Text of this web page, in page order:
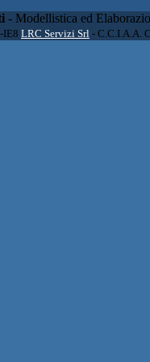
- Modellistica ed
IE8 LRC Servizi Srl - C.C.I.A.A.